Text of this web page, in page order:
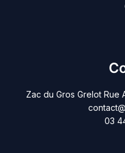
Zac du Gros Grelot Rue
03